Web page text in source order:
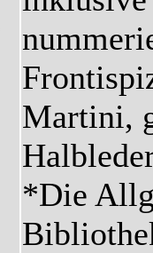
Martini,
*Die